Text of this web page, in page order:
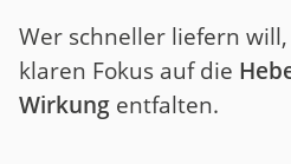
Wer schneller liefern
klaren Fokus auf die
Wirkung entfalten.